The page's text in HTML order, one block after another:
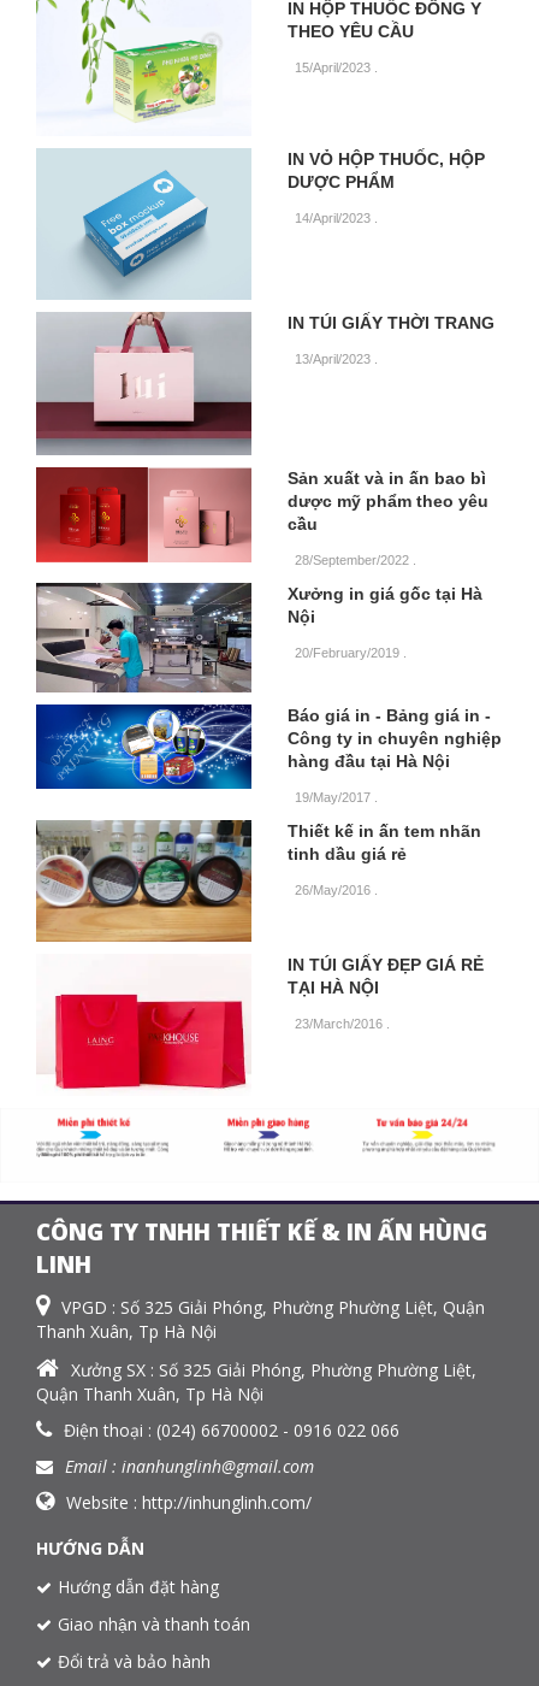
IN HỘP THUỐC ĐÔNG Y
THEO YÊU CẦU
15/April/2023
IN VỎ HỘP THUỐC, HỘP
DƯỢC PHẨM
14/April/2023
IN TÚI GIẤY THỜI TRANG
13/April/2023
Sản xuất và in ấn bao bì
dược mỹ phẩm theo yêu
cầu
28/September/2022
Xưởng in giá gốc tại Hà
Nội
20/February/2019
Báo giá in - Bảng giá in -
Công ty in chuyên nghiệp
hàng đầu tại Hà Nội
19/May/2017
Thiết kế in ấn tem nhãn
tinh dầu giá rẻ
26/May/2016
IN TÚI GIẤY ĐẸP GIÁ RẺ
TẠI HÀ NỘI
23/March/2016
CÔNG TY TNHH THIẾT KẾ & IN ẤN HÙNG
LINH
VPGD : Số 325 Giải Phóng, Phường Phường Liệt, Quận
Thanh Xuân, Tp Hà Nội
Xưởng SX : Số 325 Giải Phóng, Phường Phường Liệt,
Quận Thanh Xuân, Tp Hà Nội
Điện thoại : (024) 66700002 - 0916 022 066
Email : inanhunglinh@gmail.com
Website : http://inhunglinh.com/
HƯỚNG DẪN
Hướng dẫn đặt hàng
Giao nhận và thanh toán
Đổi trả và bảo hành